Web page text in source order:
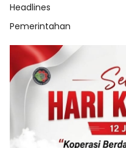
Headlines
Pemerintahan